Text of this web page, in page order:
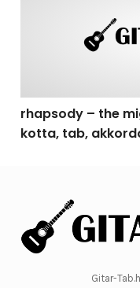
rhapsody – the
kotta, tab,
Gitar-